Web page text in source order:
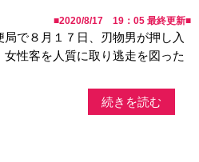
■2020/8/17 19：05 最終更新■
局で８月１７日、刃物男が押し入
女性客を人質に取り逃走を図った
続きを読む